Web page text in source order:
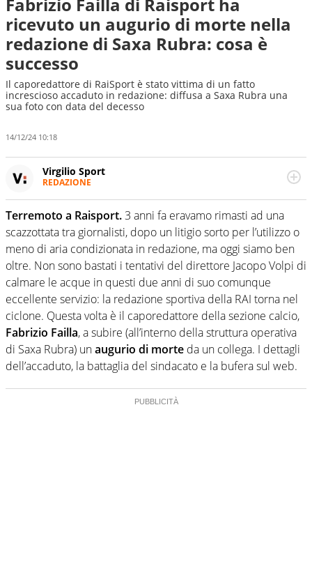
ricevuto un augurio di morte nella
redazione di Saxa Rubra: cosa è
successo
Il caporedattore di RaiSport è stato vittima di un fatto
increscioso accaduto in redazione: diffusa a Saxa Rubra una
sua foto con data del decesso
14/12/24 10:18
Virgilio Sport
REDAZIONE
appassionato su tutto il mondo dello sport. Calcio,
calciomercato, F1, Motomondiale ma anche tennis,
volley, basket: su Virgilio Sport i tifosi e gli appassionati
sanno che troveranno sempre copertura completa e
zero faziosità. La squadra di Virgilio Sport è formata da
giornalisti ed esperti di sport abili sia nel gioco di
rimessa quando intercettano le notizie e le rilanciano
verso la rete, sia nella costruzione dal basso quando
creano contenuti 100% originali ed esclusivi.
Terremoto a Raisport.3 anni fa eravamo rimasti ad una
scazzottata tra giornalisti, dopo un litigio sorto per l’utilizzo o
meno di aria condizionata in redazione, ma oggi siamo ben
oltre. Non sono bastati i tentativi del direttore Jacopo Volpi di
calmare le acque in questi due anni di suo comunque
eccellente servizio: la redazione sportiva della RAI torna nel
ciclone. Questa volta è il caporedattore della sezione calcio,
Fabrizio Failla, a subire (all’interno della struttura operativa
di Saxa Rubra) unaugurio di morte da un collega. I dettagli
dell’accaduto, la battaglia del sindacato e la bufera sul web.